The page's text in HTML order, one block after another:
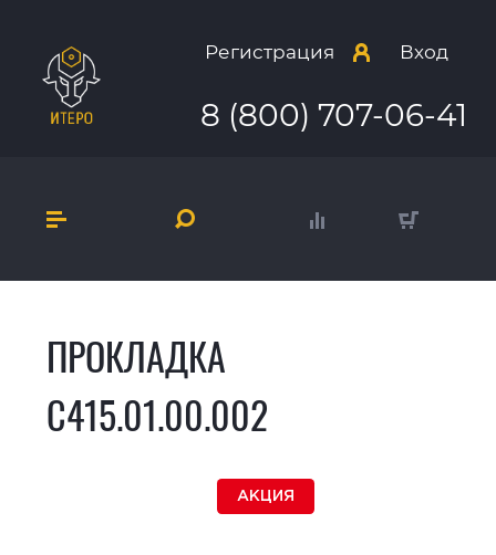
Регистрация Вход
8 (800) 707-06-41
ПРОКЛАДКА
С415.01.00.002
АКЦИЯ